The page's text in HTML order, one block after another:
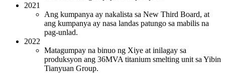
2021
Ang kumpanya ay nakalista sa New Third Board, at
ang kumpanya ay nasa landas patungo sa mabilis na
pag-unlad.
2022
Matagumpay na binuo ng Xiye at inilagay sa
produksyon ang 36MVA titanium smelting unit sa Yibin
Tianyuan Group.